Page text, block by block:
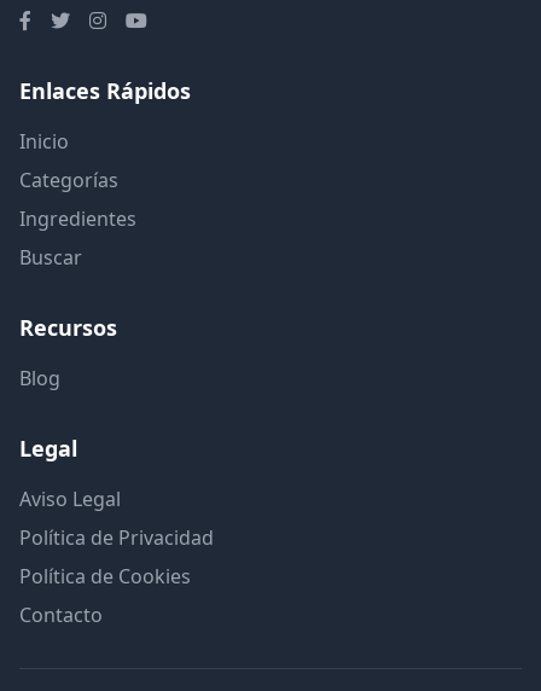
Enlaces Rápidos
Inicio
Categorías
Ingredientes
Buscar
Recursos
Blog
Legal
Aviso Legal
Política de Privacidad
Política de Cookies
Contacto